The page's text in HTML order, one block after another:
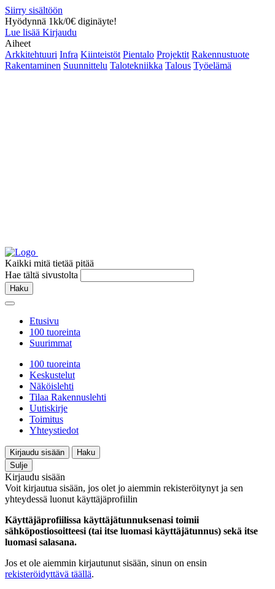
Siirry sisältöön
Hyödynnä 1kk/0€ diginäyte!
Lue lisää Kirjaudu
Aiheet
Arkkitehtuuri Infra Kiinteistöt Pientalo Projektit Rakennustuote
Rakentaminen Suunnittelu Talotekniikka Talous Työelämä
Kaikki mitä tietää pitää
Hae tältä sivustolta
Haku
Etusivu
100 tuoreinta
Suurimmat
100 tuoreinta
Keskustelut
Näköislehti
Tilaa Rakennuslehti
Uutiskirje
Toimitus
Yhteystiedot
Kirjaudu sisään
Haku
Sulje
Kirjaudu sisään
Voit kirjautua sisään, jos olet jo aiemmin rekisteröitynyt ja sen
yhteydessä luonut käyttäjäprofiilin
Käyttäjäprofiilissa käyttäjätunnuksenasi toimii
sähköpostiosoitteesi (tai itse luomasi käyttäjätunnus) sekä itse
luomasi salasana.
Jos et ole aiemmin kirjautunut sisään, sinun on ensin
rekisteröidyttävä täällä.